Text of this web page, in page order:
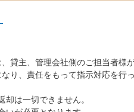
貸主、管理会社側のご担当者様
り、責任をもって指示対応を行っ
は一切できません。